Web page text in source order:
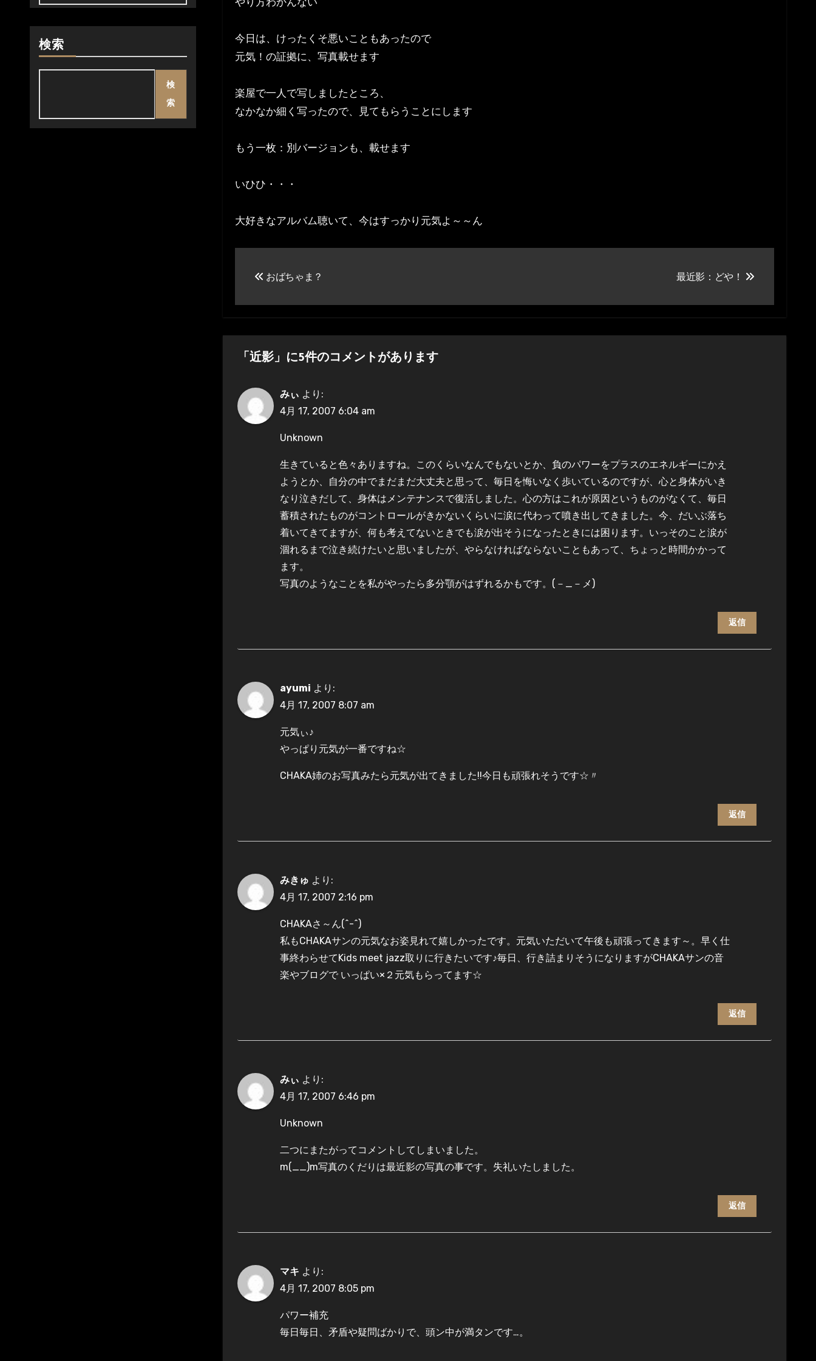
検索
検
索
今日は、けったくそ悪いこともあったので
元気！の証拠に、写真載せます
楽屋で一人で写しましたところ、
なかなか細く写ったので、見てもらうことにします
もう一枚：別バージョンも、載せます
いひひ・・・
大好きなアルバム聴いて、今はすっかり元気よ～～ん
ナ
ビ
ゲ
ー
シ
おばちゃま？ 最近影：どや！
「近影」に5件のコメントがあります
みぃ より:
4月 17, 2007 6:04 am
Unknown
生きていると色々ありますね。このくらいなんでもないとか、負のパワーをプラスのエネルギーにかえ
ようとか、自分の中でまだまだ大丈夫と思って、毎日を悔いなく歩いているのですが、心と身体がいき
なり泣きだして、身体はメンテナンスで復活しました。心の方はこれが原因というものがなくて、毎日
蓄積されたものがコントロールがきかないくらいに涙に代わって噴き出してきました。今、だいぶ落ち
着いてきてますが、何も考えてないときでも涙が出そうになったときには困ります。いっそのこと涙が
涸れるまで泣き続けたいと思いましたが、やらなければならないこともあって、ちょっと時間かかって
ます。
写真のようなことを私がやったら多分顎がはずれるかもです。(－_－メ)
返信
ayumi より:
4月 17, 2007 8:07 am
元気ぃ♪
やっぱり元気が一番ですね☆
CHAKA姉のお写真みたら元気が出てきました!!今日も頑張れそうです☆〃
返信
みきゅ より:
4月 17, 2007 2:16 pm
CHAKAさ～ん(^-^)
私もCHAKAサンの元気なお姿見れて嬉しかったです。元気いただいて午後も頑張ってきます～。早く仕
事終わらせてKids meet jazz取りに行きたいです♪毎日、行き詰まりそうになりますがCHAKAサンの音
楽やブログで いっぱい×２元気もらってます☆
返信
みぃ より:
4月 17, 2007 6:46 pm
Unknown
二つにまたがってコメントしてしまいました。
m(__)m写真のくだりは最近影の写真の事です。失礼いたしました。
返信
マキ より:
4月 17, 2007 8:05 pm
パワー補充
毎日毎日、矛盾や疑問ばかりで、頭ン中が満タンです…。